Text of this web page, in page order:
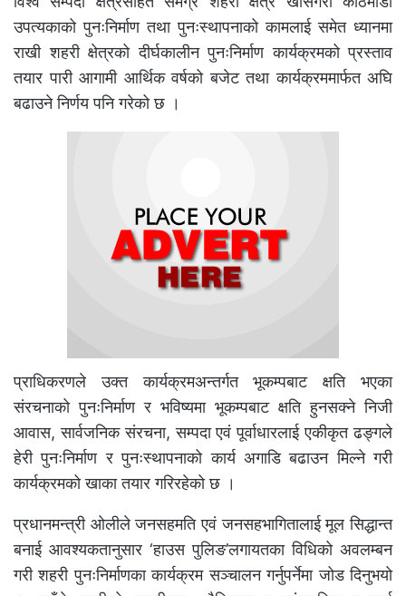
उपत्यकाको पुनःनिर्माण तथा पुनःस्थापनाको कामलाई समेत ध्यानमा
राखी शहरी क्षेत्रको दीर्घकालीन पुनःनिर्माण कार्यक्रमको प्रस्ताव
तयार पारी आगामी आर्थिक वर्षको बजेट तथा कार्यक्रममार्फत अघि
बढाउने निर्णय पनि गरेको छ ।
प्राधिकरणले उक्त कार्यक्रमअन्तर्गत भूकम्पबाट क्षति भएका
संरचनाको पुनःनिर्माण र भविष्यमा भूकम्पबाट क्षति हुनसक्ने निजी
आवास, सार्वजनिक संरचना, सम्पदा एवं पूर्वाधारलाई एकीकृत ढङ्गले
हेरी पुनःनिर्माण र पुनःस्थापनाको कार्य अगाडि बढाउन मिल्ने गरी
कार्यक्रमको खाका तयार गरिरहेको छ ।
प्रधानमन्त्री ओलीले जनसहमति एवं जनसहभागितालाई मूल सिद्धान्त
बनाई आवश्यकतानुसार ‘हाउस पुलिङ’लगायतका विधिको अवलम्बन
गरी शहरी पुनःनिर्माणका कार्यक्रम सञ्चालन गर्नुपर्नेमा जोड दिनुभयो